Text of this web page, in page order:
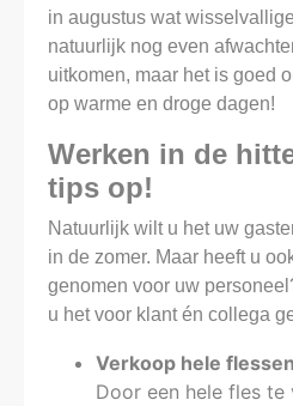
in augustus wat
natuurlijk nog even
uitkomen, maar het is goed
op warme en droge dagen!
Werken in de
tips op!
Natuurlijk wilt u het uw
in de zomer. Maar heeft u
genomen voor uw
u het voor klant én collega
Verkoop hele flessen
Door een hele fles te